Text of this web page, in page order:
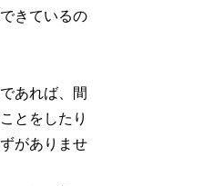
きているの
あれば、間
とをしたり
がありませ